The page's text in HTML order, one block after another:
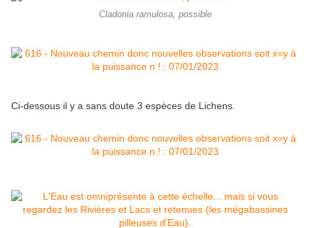
Cladonia ramulosa, possible
Ci-dessous il y a sans doute 3 espèces de Lichens.